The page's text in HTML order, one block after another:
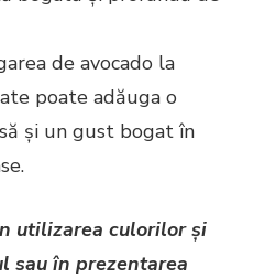
de avocado la
poate adăuga o
și un gust bogat în
utilizarea culorilor și
sau în prezentarea